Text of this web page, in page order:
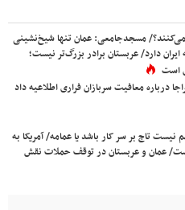
مسجدجامعی: عمان تنها شیخ‌نشینی
دارد/ عربستان برادر بزرگ‌تر نیست؛
است
درباره معافیت سربازان فراری اطلاعیه داد
نیست تاج بر سر کار باشد یا عمامه/ آمریکا به
عمان و عربستان در توقف حملات نقش